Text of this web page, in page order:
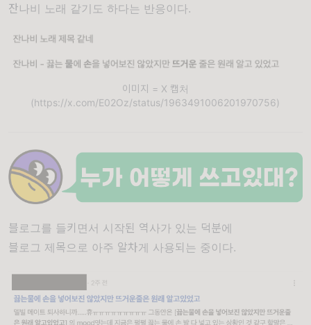
잔나비 노래 같기도 하다는 반응이다.
이미지 = X 캡처
(https://x.com/E02Oz/status/1963491006201970756)
블로그를 들키면서 시작된 역사가 있는 덕분에
블로그 제목으로 아주 알차게 사용되는 중이다.